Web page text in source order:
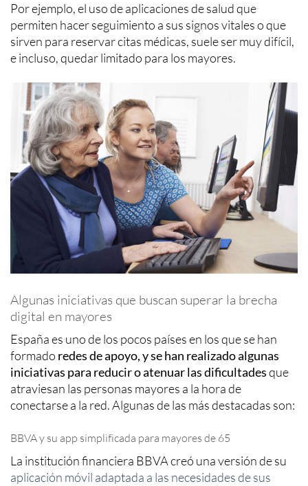
Por ejemplo, el uso de aplicaciones de salud que
permiten hacer seguimiento a sus signos vitales o que
sirven para reservar citas médicas, suele ser muy difícil,
e incluso, quedar limitado para los mayores.
Algunas iniciativas que buscan superar la brecha
digital en mayores
España es uno de los pocos países en los que se han
formado redes de apoyo, y se han realizado algunas
iniciativas para reducir o atenuar las dificultadesque
atraviesan las personas mayores a la hora de
conectarse a la red. Algunas de las más destacadas son:
BBVA y su app simplificada para mayores de 65
La institución financiera BBVA creó una versión de su
aplicación móvil adaptada a las necesidades de sus